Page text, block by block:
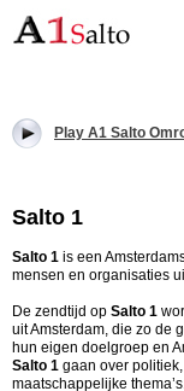
Play A1 Salto
Salto 1
Salto 1 is een
mensen en organisaties
De zendtijd op Salto 1
uit Amsterdam, die zo de
hun eigen doelgroep en
Salto 1 gaan over
maatschappelijke